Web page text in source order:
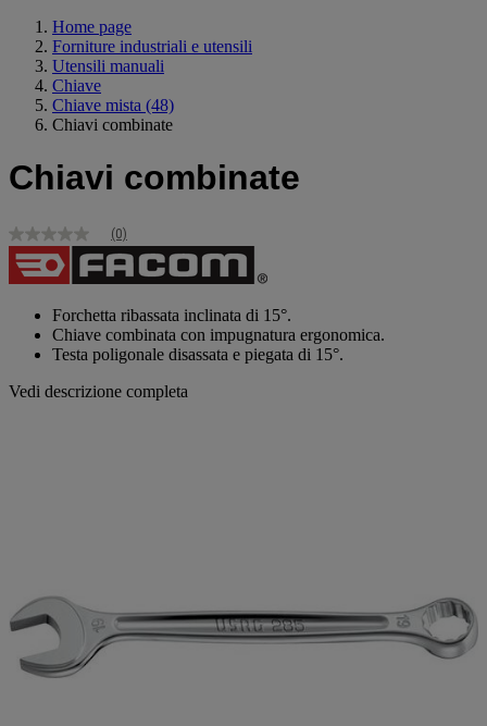
Home page
Forniture industriali e utensili
Utensili manuali
Chiave
Chiave mista (48)
Chiavi combinate
Chiavi combinate
Nessuna
valutazione
Stesso
pagina.
(0)
Forchetta ribassata inclinata di 15°.
Chiave combinata con impugnatura ergonomica.
Testa poligonale disassata e piegata di 15°.
Vedi descrizione completa